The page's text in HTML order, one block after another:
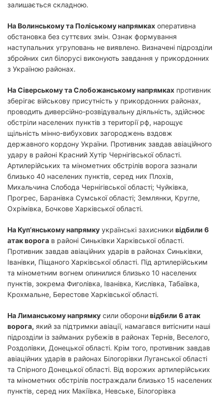
залишається складною.
На Волинському та Поліському напрямках оперативна
обстановка без суттєвих змін. Ознак формування
наступальних угруповань не виявлено. Визначені підрозділи
збройних сил білорусі виконують завдання у прикордонних
з Україною районах.
На Сіверському та Слобожанському напрямках противник
зберігає військову присутність у прикордонних районах,
проводить диверсійно-розвідувальну діяльність, здійснює
обстріли населених пунктів з території рф, нарощує
щільність мінно-вибухових загороджень вздовж
державного кордону України. Противник завдав авіаційного
удару в районі Красний Хутір Чернігівської області.
Артилерійських та мінометних обстрілів ворога зазнали
близько 40 населених пунктів, серед них Плохів,
Михальчина Слобода Чернігівської області; Чуйківка,
Прогрес, Баранівка Сумської області; Землянки, Кругле,
Охрімівка, Бочкове Харківської області.
На Куп’янському напрямку українські захисники відбили 6
атак ворога в районі Синьківки Харківської області.
Противник завдав авіаційних ударів в районах Синьківки,
Іванівки, Піщаного Харківської області. Під артилерійським
та мінометним вогнем опинилися близько 10 населених
пунктів, зокрема Фиголівка, Іванівка, Кислівка, Табаївка,
Крохмальне, Берестове Харківської області.
На Лиманському напрямку сили оборонивідбили 6 атак
ворога, який за підтримки авіації, намагався витіснити наші
підрозділи із займаних рубежів в районах Тернів, Веселого,
Роздолівки, Донецької області. Крім того, противник завдав
авіаційних ударів в районах Білогорівки Луганської області
та Спірного Донецької області. Від ворожих артилерійських
та мінометних обстрілів постраждали близько 15 населених
пунктів, серед них Макіївка, Невське, Білогорівка